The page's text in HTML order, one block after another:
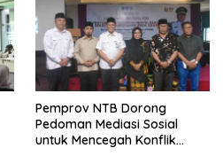
Pemprov NTB Dorong
Pedoman Mediasi Sosial
untuk Mencegah Konflik